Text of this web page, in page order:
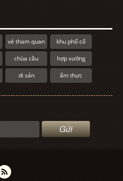
vé tham quan khu phố cổ
chùa cầu hợp xướng
di sản ẩm thực